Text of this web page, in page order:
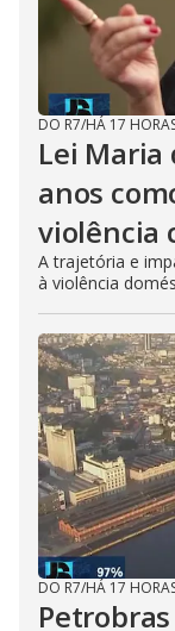
DO R7/HÁ 17
Lei Maria
anos
violência
A trajetória e
à violência
DO R7/HÁ 17